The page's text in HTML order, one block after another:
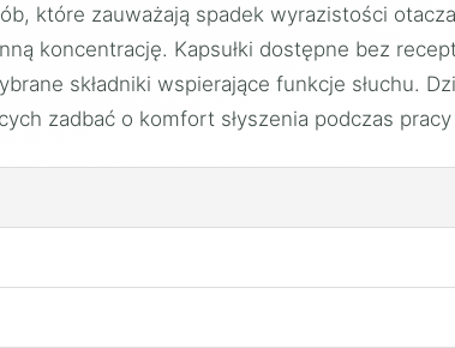
które zauważają spadek wyrazistości
koncentrację. Kapsułki dostępne bez
składniki wspierające funkcje słuchu.
zadbać o komfort słyszenia podczas